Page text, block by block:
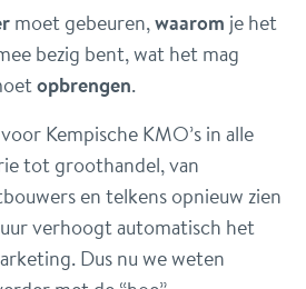
moet gebeuren,waarom je het
bezig bent, wat het mag
opbrengen.
Kempische KMO’s in alle
tot groothandel, van
en telkens opnieuw zien
verhoogt automatisch het
Dus nu we weten